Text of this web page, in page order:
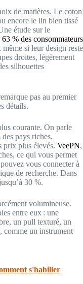
de matières. Le coton
encore le lin bien tissé
étude sur le
63 % des consommateurs
si leur design reste
droites, légèrement
silhouettes
pas au premier
détails.
courante. On parle
pays riches,
prix plus élevés. VeePN,
ce qui vous permet
vous connecter à
de recherche. Dans
30 %.
volumineuse.
entre eux : une
un pull texturé, un
comme un instrument
s'habiller